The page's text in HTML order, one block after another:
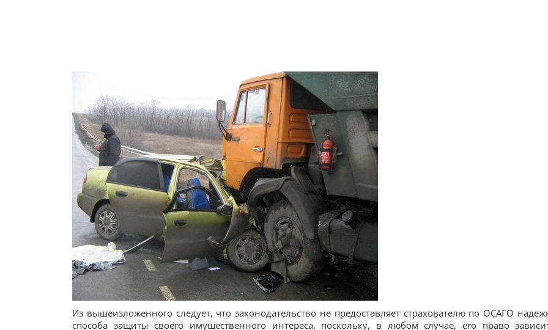
Из вышеизложенного следует, что законодательство не предоставляет страхователю по ОСАГО
способа защиты своего имущественного интереса, поскольку, в любом случае, его право